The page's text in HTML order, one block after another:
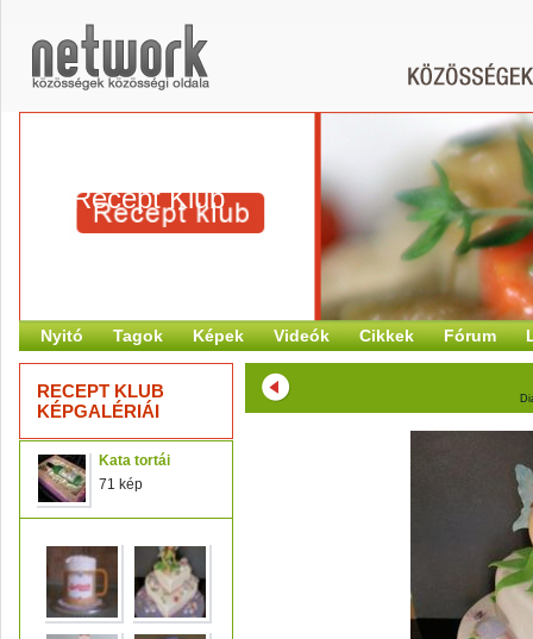
Recept Klub
Nyitó Tagok Képek Videók Cikkek Fórum
RECEPT KLUB
KÉPGALÉRIÁI
Kata tortái
71 kép